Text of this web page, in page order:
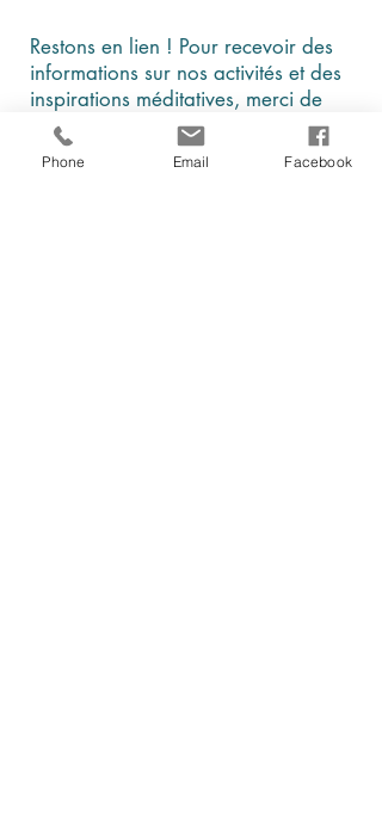
Restons en lien ! Pour recevoir des
informations sur nos activités et des
inspirations méditatives, merci de
laisser vos coordonnées
Phone Email Facebook